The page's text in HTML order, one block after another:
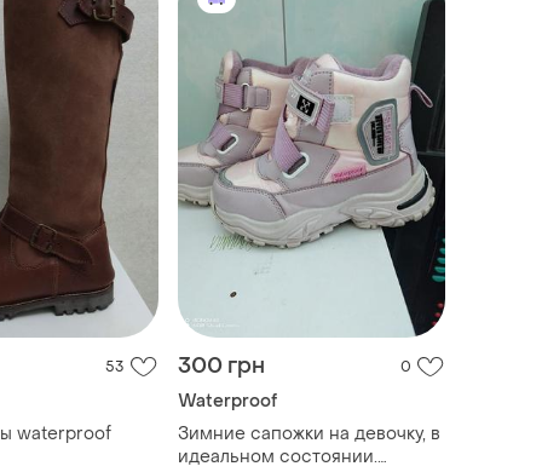
53
waterproof
300 грн 0
Waterproof
Зимние сапожки на девочку, в
идеальном состоянии.